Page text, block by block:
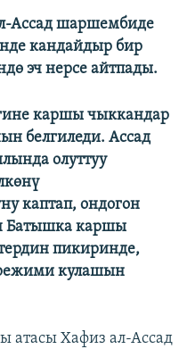
Ассад шаршембиде
кандайдыр бир
эч нерсе айтпады.
каршы чыккандар
белгиледи. Ассад
олуттуу
каптап, ондогон
Батышка каршы
пикиринде,
кулашын
атасы Хафиз ал-Ассад